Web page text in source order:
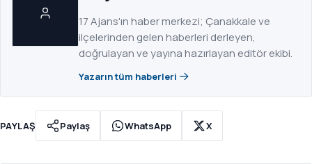
17 Ajans'ın haber merkezi; Çanakkale ve
ilçelerinden gelen haberleri derleyen,
doğrulayan ve yayına hazırlayan editör ekibi.
Yazarın tüm haberleri
PAYLAŞ Paylaş WhatsApp X